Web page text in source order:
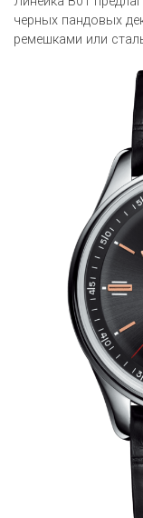
черных пандовых
ремешками или